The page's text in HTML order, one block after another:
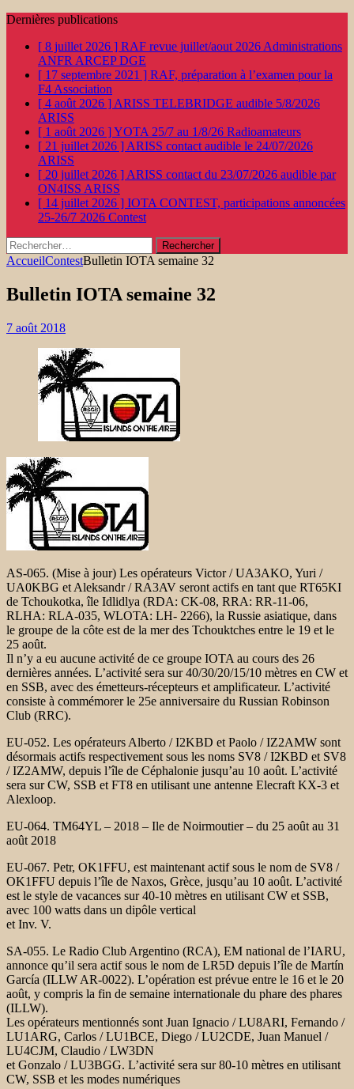
Dernières publications
[ 8 juillet 2026 ] RAF revue juillet/aout 2026 Administrations
ANFR ARCEP DGE
[ 17 septembre 2021 ] RAF, préparation à l’examen pour la
F4 Association
[ 4 août 2026 ] ARISS TELEBRIDGE audible 5/8/2026
ARISS
[ 1 août 2026 ]YOTA 25/7 au 1/8/26 Radioamateurs
[ 21 juillet 2026 ] ARISS contact audible le 24/07/2026
ARISS
[ 20 juillet 2026 ] ARISS contact du 23/07/2026 audible par
ON4ISS ARISS
[ 14 juillet 2026 ] IOTA CONTEST, participations annoncées
25-26/7 2026 Contest
Rechercher :
AccueilContestBulletin IOTA semaine 32
Bulletin IOTA semaine 32
7 août 2018
AS-065. (Mise à jour) Les opérateurs Victor / UA3AKO, Yuri /
UA0KBG et Aleksandr / RA3AV seront actifs en tant que RT65KI
de Tchoukotka, île Idlidlya (RDA: CK-08, RRA: RR-11-06,
RLHA: RLA-035, WLOTA: LH- 2266), la Russie asiatique, dans
le groupe de la côte est de la mer des Tchouktches entre le 19 et le
25 août.
Il n’y a eu aucune activité de ce groupe IOTA au cours des 26
dernières années. L’activité sera sur 40/30/20/15/10 mètres en CW et
en SSB, avec des émetteurs-récepteurs et amplificateur. L’activité
consiste à commémorer le 25e anniversaire du Russian Robinson
Club (RRC).
EU-052. Les opérateurs Alberto / I2KBD et Paolo / IZ2AMW sont
désormais actifs respectivement sous les noms SV8 / I2KBD et SV8
/ IZ2AMW, depuis l’île de Céphalonie jusqu’au 10 août. L’activité
sera sur CW, SSB et FT8 en utilisant une antenne Elecraft KX-3 et
Alexloop.
EU-064. TM64YL – 2018 – Ile de Noirmoutier– du 25 août au 31
août 2018
EU-067. Petr, OK1FFU, est maintenant actif sous le nom de SV8 /
OK1FFU depuis l’île de Naxos, Grèce, jusqu’au 10 août. L’activité
est le style de vacances sur 40-10 mètres en utilisant CW et SSB,
avec 100 watts dans un dipôle vertical
et Inv. V.
SA-055. Le Radio Club Argentino (RCA), EM national de l’IARU,
annonce qu’il sera actif sous le nom de LR5D depuis l’île de Martín
García (ILLW AR-0022). L’opération est prévue entre le 16 et le 20
août, y compris la fin de semaine internationale du phare des phares
(ILLW).
Les opérateurs mentionnés sont Juan Ignacio / LU8ARI, Fernando /
LU1ARG, Carlos / LU1BCE, Diego / LU2CDE, Juan Manuel /
LU4CJM, Claudio / LW3DN
et Gonzalo / LU3BGG. L’activité sera sur 80-10 mètres en utilisant
CW, SSB et les modes numériques